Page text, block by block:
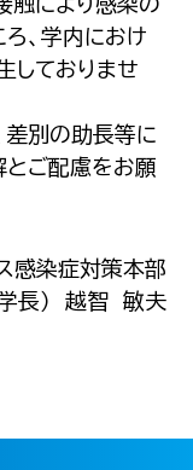
、学内におけ
しておりませ
差別の助長等に
とご配慮をお願
感染症対策本部
学長） 越智 敏夫